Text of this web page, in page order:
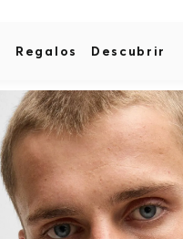
Regalos Descubrir